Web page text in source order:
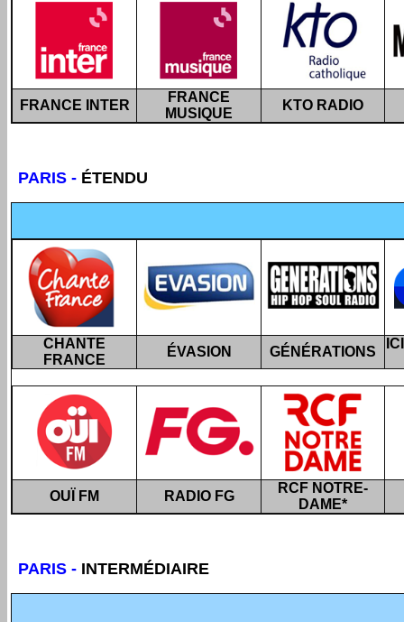
FRANCE INTER
FRANCE
MUSIQUE
KTO RADIO
PARIS - ÉTENDU
CHANTE
FRANCE
ÉVASION GÉNÉRATIONS
OUÏ FM RADIO FG
RCF NOTRE-
DAME*
PARIS - INTERMÉDIAIRE